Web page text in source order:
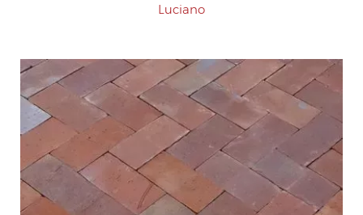
Luciano